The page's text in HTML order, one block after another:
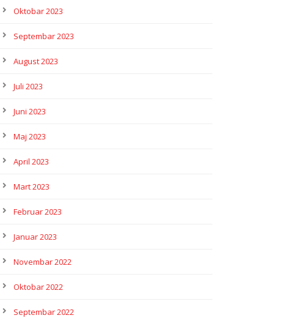
Oktobar 2023
Septembar 2023
August 2023
Juli 2023
Juni 2023
Maj 2023
April 2023
Mart 2023
Februar 2023
Januar 2023
Novembar 2022
Oktobar 2022
Septembar 2022